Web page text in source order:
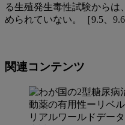
る生殖発生毒性試験から
められていない。［9.5、9.6
関連コンテンツ